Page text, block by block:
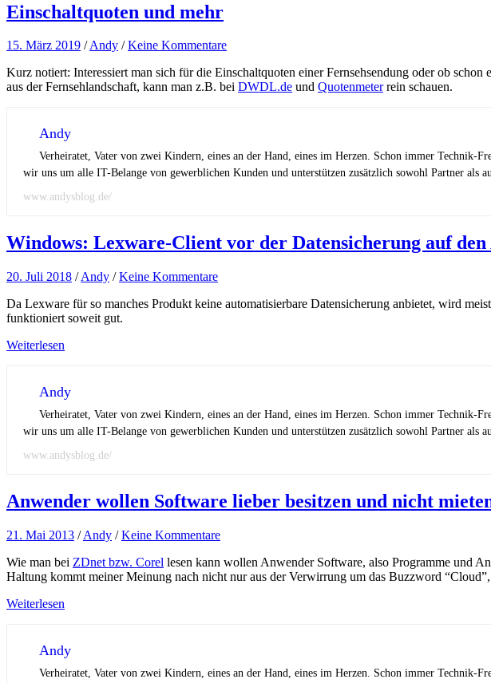
Einschaltquoten und mehr
15. März 2019 /Andy /Keine Kommentare
Kurz notiert: Interessiert man sich für die Einschaltquoten einer Fernsehsendung oder ob
aus der Fernsehlandschaft, kann man z.B. bei DWDL.de und Quotenmeterrein schauen.
Andy
Verheiratet, Vater von zwei Kindern, eines an der Hand, eines im Herzen. Schon immer
wir uns um alle IT-Belange von gewerblichen Kunden und unterstützen zusätzlich sowohl Partner als
www.andysblog.de/
Windows: Lexware-Client vor der Datensicherung auf den
20. Juli 2018 /Andy /Keine Kommentare
Da Lexware für so manches Produkt keine automatisierbare Datensicherung anbietet, wird
funktioniert soweit gut.
Weiterlesen
Andy
Verheiratet, Vater von zwei Kindern, eines an der Hand, eines im Herzen. Schon immer
wir uns um alle IT-Belange von gewerblichen Kunden und unterstützen zusätzlich sowohl Partner als
www.andysblog.de/
Anwender wollen Software lieber besitzen und nicht
21. Mai 2013 /Andy /Keine Kommentare
Wie man bei ZDnet bzw. Corel lesen kann wollen Anwender Software, also Programme und
Haltung kommt meiner Meinung nach nicht nur aus der Verwirrung um das Buzzword
Weiterlesen
Andy
Verheiratet, Vater von zwei Kindern, eines an der Hand, eines im Herzen. Schon immer